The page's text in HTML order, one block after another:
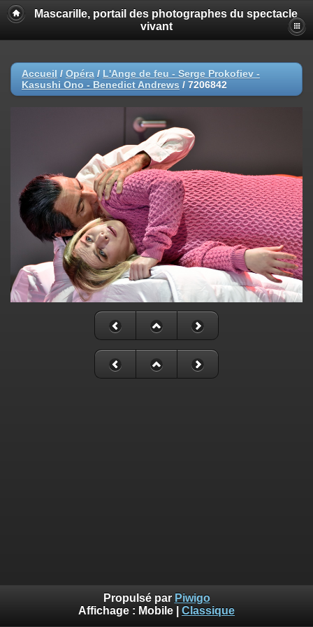
Mascarille, portail des photographes du spectacle
vivant
Accueil / Opéra / L'Ange de feu - Serge Prokofiev -
Kasushi Ono - Benedict Andrews / 7206842
Propulsé par Piwigo
Affichage : Mobile Classique